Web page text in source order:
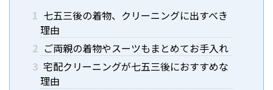
1 七五三後の着物、クリーニングに出すべき
理由
2 ご両親の着物やスーツもまとめてお手入れ
3 宅配クリーニングが七五三後におすすめな
理由